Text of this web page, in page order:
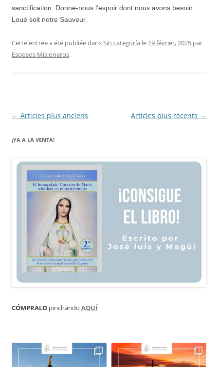
sanctification. Donne-nous l’espoir dont nous avons besoin.
Loué soit notre Sauveur.
Cette entrée a été publiée dansSin categoría le 19 février, 2025 par
Esposos Misioneros.
Navigation
articles
← Articles plus anciens Articles plus récents →
¡YA A LA VENTA!
CÓMPRALO pinchando AQUÍ